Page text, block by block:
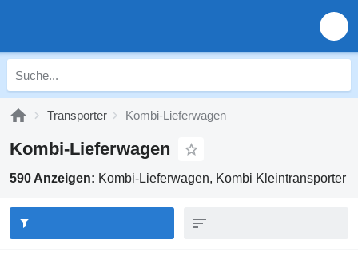
Transporter Kombi-Lieferwagen
Kombi-Lieferwagen
590 Anzeigen: Kombi-Lieferwagen, Kombi Kleintransporter